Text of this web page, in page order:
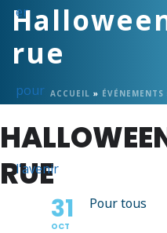
rue
ACCUEIL » ÉVÉNEMENTS
RUE
31
OCT
Pour tous